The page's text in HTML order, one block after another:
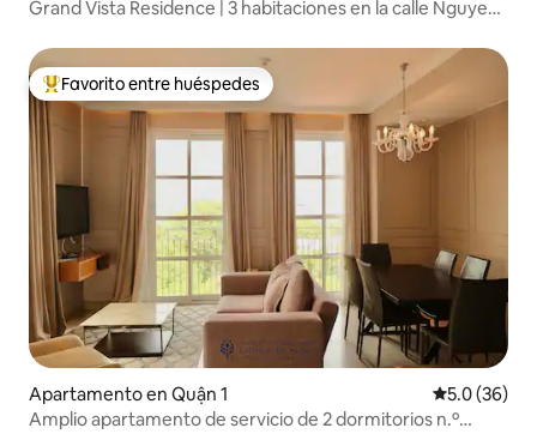
Grand Vista Residence | 3 habitaciones en la calle Nguyen
Favorito entre huéspedes preferido
Favorito entre huéspedes
Apartamento en Quận 1 Calificación
5.0 (36)
Amplio apartamento de servicio de 2 dormitorios n.º